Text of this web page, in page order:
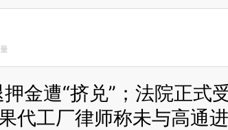
金遭“挤兑”；法院正式
代工厂律师称未与高通